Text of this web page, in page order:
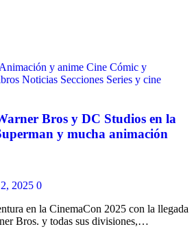
y anime Cine Cómic y
Noticias Secciones Series y cine
Bros y DC Studios en la
y mucha animación
2025 0
en la CinemaCon 2025 con la llegada
Bros. y todas sus divisiones,…